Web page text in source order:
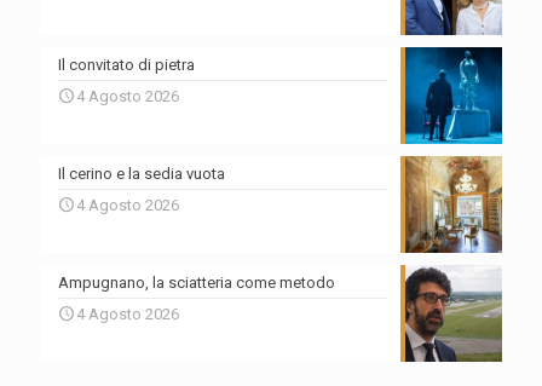
Il convitato di pietra
4 Agosto 2026
Il cerino e la sedia vuota
4 Agosto 2026
Ampugnano, la sciatteria come metodo
4 Agosto 2026